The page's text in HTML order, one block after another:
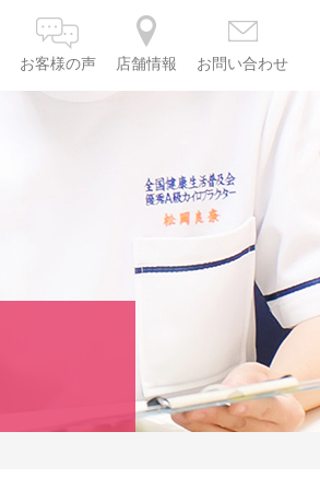
お客様の声 店舗情報 お問い合わせ